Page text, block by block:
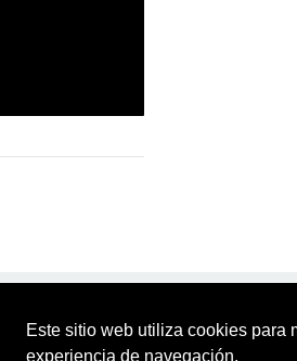
Este sitio web utiliza cookies para
experiencia de navegación.